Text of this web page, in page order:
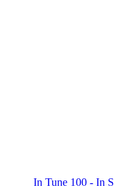
In Tune 100 - In